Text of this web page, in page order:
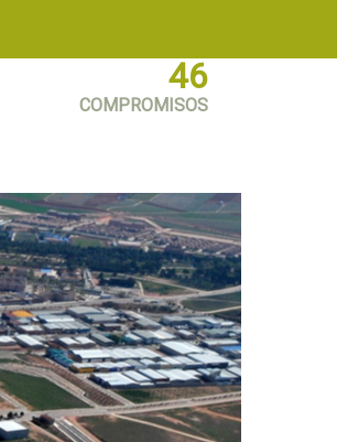
46
COMPROMISOS